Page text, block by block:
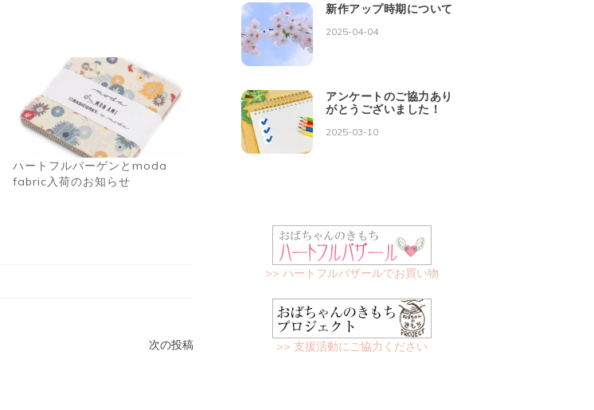
ハートフルバーゲンとmoda
fabric入荷のお知らせ
次の投稿
新作アップ時期について
2025-04-04
アンケートのご協力あり
がとうございました！
2025-03-10
>> ハートフルバザールでお買い物
>> 支援活動にご協力ください